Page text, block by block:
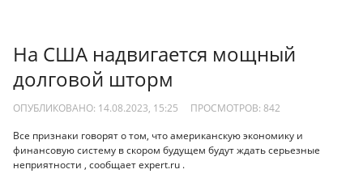
На США надвигается мощный
долговой шторм
ОПУБЛИКОВАНО: 14.08.2023, 15:25 ПРОСМОТРОВ: 842
Все признаки говорят о том, что американскую экономику и
финансовую систему в скором будущем будут ждать серьезные
неприятности , сообщает expert.ru .